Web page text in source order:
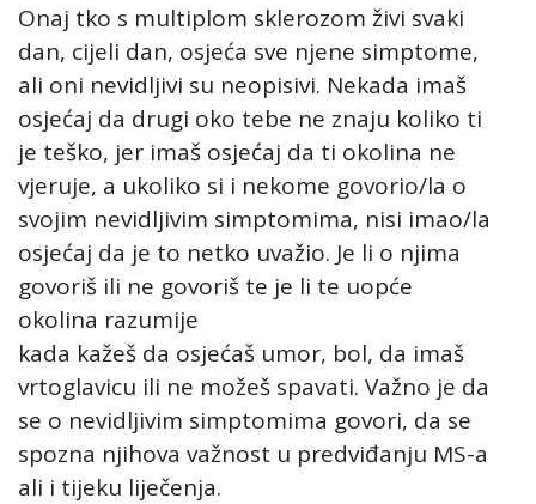
Onaj tko s multiplom sklerozom živi svaki
dan, cijeli dan, osjeća sve njene simptome,
ali oni nevidljivi su neopisivi. Nekada imaš
osjećaj da drugi oko tebe ne znaju koliko ti
je teško, jer imaš osjećaj da ti okolina ne
vjeruje, a ukoliko si i nekome govorio/la o
svojim nevidljivim simptomima, nisi imao/la
osjećaj da je to netko uvažio. Je li o njima
govoriš ili ne govoriš te je li te uopće
okolina razumije
kada kažeš da osjećaš umor, bol, da imaš
vrtoglavicu ili ne možeš spavati. Važno je da
se o nevidljivim simptomima govori, da se
spozna njihova važnost u predviđanju MS-a
ali i tijeku liječenja.